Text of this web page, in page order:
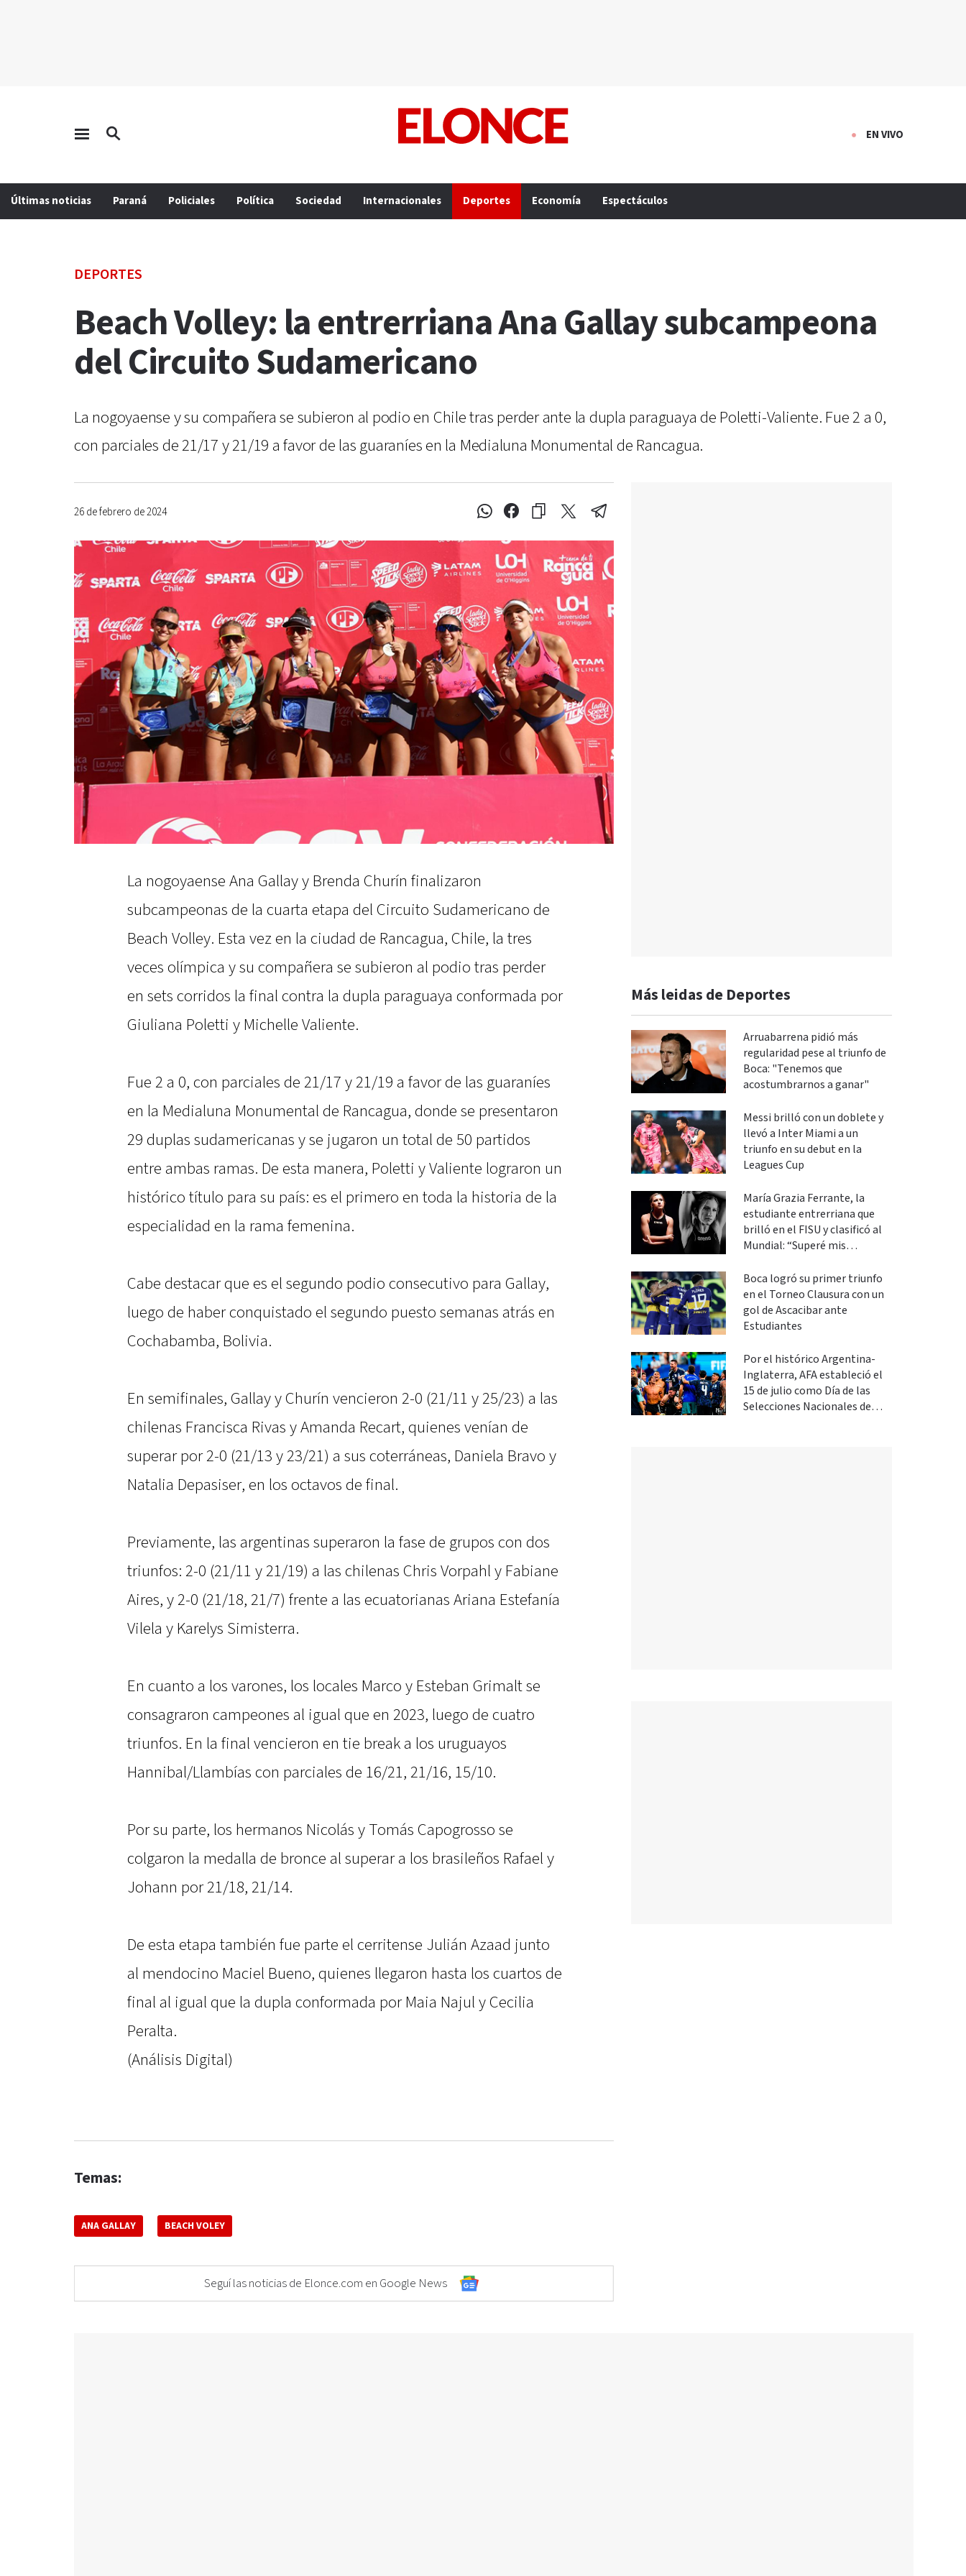
EN VIVO
Últimas noticias Paraná Policiales Política Sociedad Internacionales Deportes Economía Espectáculos
DEPORTES
Beach Volley: la entrerriana Ana Gallay subcampeona
del Circuito Sudamericano
La nogoyaense y su compañera se subieron al podio en Chile tras perder ante la dupla paraguaya de Poletti-Valiente. Fue 2 a 0,
con parciales de 21/17 y 21/19 a favor de las guaraníes en la Medialuna Monumental de Rancagua.
26 de febrero de 2024
La nogoyaense Ana Gallay y Brenda Churín finalizaron
subcampeonas de la cuarta etapa del Circuito Sudamericano de
Beach Volley. Esta vez en la ciudad de Rancagua, Chile, la tres
veces olímpica y su compañera se subieron al podio tras perder
en sets corridos la final contra la dupla paraguaya conformada por
Giuliana Poletti y Michelle Valiente.
Fue 2 a 0, con parciales de 21/17 y 21/19 a favor de las guaraníes
en la Medialuna Monumental de Rancagua, donde se presentaron
29 duplas sudamericanas y se jugaron un total de 50 partidos
entre ambas ramas. De esta manera, Poletti y Valiente lograron un
histórico título para su país: es el primero en toda la historia de la
especialidad en la rama femenina.
Cabe destacar que es el segundo podio consecutivo para Gallay,
luego de haber conquistado el segundo puesto semanas atrás en
Cochabamba, Bolivia.
En semifinales, Gallay y Churín vencieron 2-0 (21/11 y 25/23) a las
chilenas Francisca Rivas y Amanda Recart, quienes venían de
superar por 2-0 (21/13 y 23/21) a sus coterráneas, Daniela Bravo y
Natalia Depasiser, en los octavos de final.
Previamente, las argentinas superaron la fase de grupos con dos
triunfos: 2-0 (21/11 y 21/19) a las chilenas Chris Vorpahl y Fabiane
Aires, y 2-0 (21/18, 21/7) frente a las ecuatorianas Ariana Estefanía
Vilela y Karelys Simisterra.
En cuanto a los varones, los locales Marco y Esteban Grimalt se
consagraron campeones al igual que en 2023, luego de cuatro
triunfos. En la final vencieron en tie break a los uruguayos
Hannibal/Llambías con parciales de 16/21, 21/16, 15/10.
Por su parte, los hermanos Nicolás y Tomás Capogrosso se
colgaron la medalla de bronce al superar a los brasileños Rafael y
Johann por 21/18, 21/14.
De esta etapa también fue parte el cerritense Julián Azaad junto
al mendocino Maciel Bueno, quienes llegaron hasta los cuartos de
final al igual que la dupla conformada por Maia Najul y Cecilia
Peralta.
(Análisis Digital)
Temas:
ANA GALLAY BEACH VOLEY
Seguí las noticias de Elonce.com en Google News
Más leidas de Deportes
Arruabarrena pidió más
regularidad pese al triunfo de
Boca: "Tenemos que
acostumbrarnos a ganar"
Messi brilló con un doblete y
llevó a Inter Miami a un
triunfo en su debut en la
Leagues Cup
María Grazia Ferrante, la
estudiante entrerriana que
brilló en el FISU y clasificó al
Mundial: “Superé mis
Boca logró su primer triunfo
en el Torneo Clausura con un
gol de Ascacibar ante
Estudiantes
Por el histórico Argentina-
Inglaterra, AFA estableció el
15 de julio como Día de las
Selecciones Nacionales de